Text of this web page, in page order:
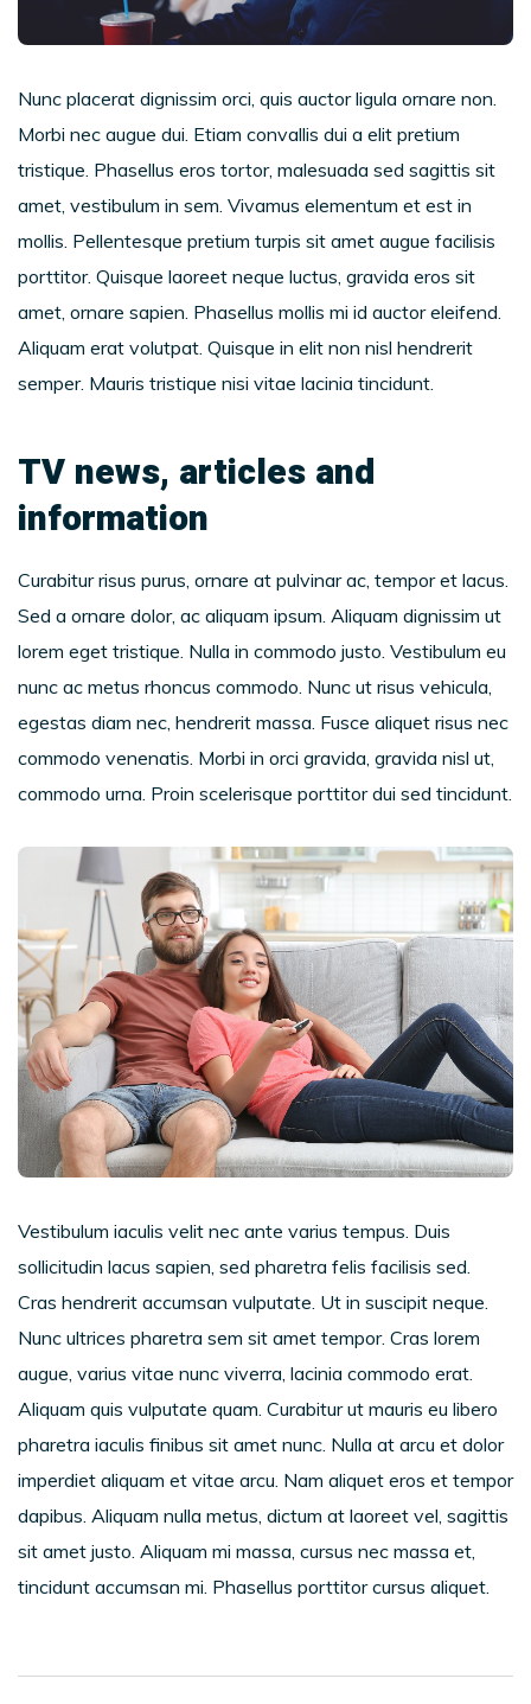
Nunc placerat dignissim orci, quis auctor ligula ornare non.
Morbi nec augue dui. Etiam convallis dui a elit pretium
tristique. Phasellus eros tortor, malesuada sed sagittis sit
amet, vestibulum in sem. Vivamus elementum et est in
mollis. Pellentesque pretium turpis sit amet augue facilisis
porttitor. Quisque laoreet neque luctus, gravida eros sit
amet, ornare sapien. Phasellus mollis mi id auctor eleifend.
Aliquam erat volutpat. Quisque in elit non nisl hendrerit
semper. Mauris tristique nisi vitae lacinia tincidunt.
TV news, articles and
information
Curabitur risus purus, ornare at pulvinar ac, tempor et lacus.
Sed a ornare dolor, ac aliquam ipsum. Aliquam dignissim ut
lorem eget tristique. Nulla in commodo justo. Vestibulum eu
nunc ac metus rhoncus commodo. Nunc ut risus vehicula,
egestas diam nec, hendrerit massa. Fusce aliquet risus nec
commodo venenatis. Morbi in orci gravida, gravida nisl ut,
commodo urna. Proin scelerisque porttitor dui sed tincidunt.
Vestibulum iaculis velit nec ante varius tempus. Duis
sollicitudin lacus sapien, sed pharetra felis facilisis sed.
Cras hendrerit accumsan vulputate. Ut in suscipit neque.
Nunc ultrices pharetra sem sit amet tempor. Cras lorem
augue, varius vitae nunc viverra, lacinia commodo erat.
Aliquam quis vulputate quam. Curabitur ut mauris eu libero
pharetra iaculis finibus sit amet nunc. Nulla at arcu et dolor
imperdiet aliquam et vitae arcu. Nam aliquet eros et tempor
dapibus. Aliquam nulla metus, dictum at laoreet vel, sagittis
sit amet justo. Aliquam mi massa, cursus nec massa et,
tincidunt accumsan mi. Phasellus porttitor cursus aliquet.